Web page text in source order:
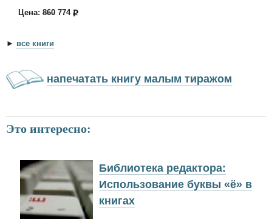
Цена: 860 774
► все книги
напечатать книгу малым тиражом
Это интересно:
Библиотека редактора:
Использование буквы «ё» в
книгах